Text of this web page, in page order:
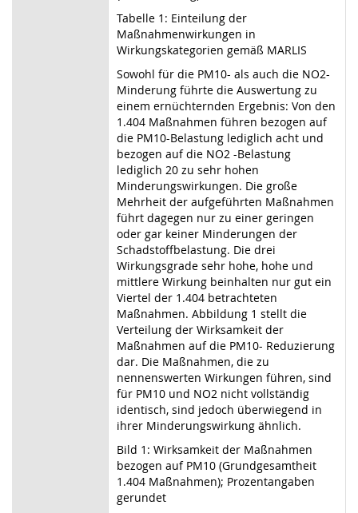
Tabelle 1: Einteilung der
Maßnahmenwirkungen in
Wirkungskategorien gemäß MARLIS
Sowohl für die PM10- als auch die NO2-
Minderung führte die Auswertung zu
einem ernüchternden Ergebnis: Von den
1.404 Maßnahmen führen bezogen auf
die PM10-Belastung lediglich acht und
bezogen auf die NO2 -Belastung
lediglich 20 zu sehr hohen
Minderungswirkungen. Die große
Mehrheit der aufgeführten Maßnahmen
führt dagegen nur zu einer geringen
oder gar keiner Minderungen der
Schadstoffbelastung. Die drei
Wirkungsgrade sehr hohe, hohe und
mittlere Wirkung beinhalten nur gut ein
Viertel der 1.404 betrachteten
Maßnahmen. Abbildung 1 stellt die
Verteilung der Wirksamkeit der
Maßnahmen auf die PM10- Reduzierung
dar. Die Maßnahmen, die zu
nennenswerten Wirkungen führen, sind
für PM10 und NO2 nicht vollständig
identisch, sind jedoch überwiegend in
ihrer Minderungswirkung ähnlich.
Bild 1: Wirksamkeit der Maßnahmen
bezogen auf PM10 (Grundgesamtheit
1.404 Maßnahmen); Prozentangaben
gerundet